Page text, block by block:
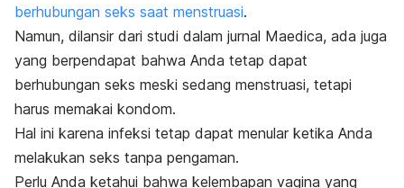
berhubungan seks saat menstruasi.
Namun, dilansir dari studi dalam jurnal Maedica, ada juga
yang berpendapat bahwa Anda tetap dapat
berhubungan seks meski sedang menstruasi, tetapi
harus memakai kondom.
Hal ini karena infeksi tetap dapat menular ketika Anda
melakukan seks tanpa pengaman.
Perlu Anda ketahui bahwa kelembapan vagina yang